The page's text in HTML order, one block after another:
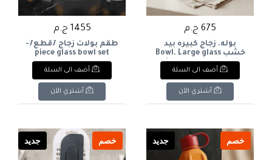
675 ج.م
بوله. زجاج كبيره بيد
خشب Bowl. Large glass
with a wooden handle.
أضف الى السلة
أشتري الآن
1455 ج.م
طقم بولات زجاج 7قطع7-
piece glass bowl set
أضف الى السلة
أشتري الآن
خصم جديد خصم جديد